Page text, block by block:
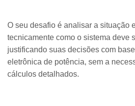
O seu desafio é analisar a situação
tecnicamente como o sistema deve
justificando suas decisões com
eletrônica de potência, sem a
cálculos detalhados.